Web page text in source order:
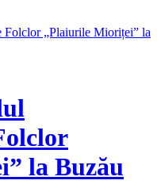
la Buzău